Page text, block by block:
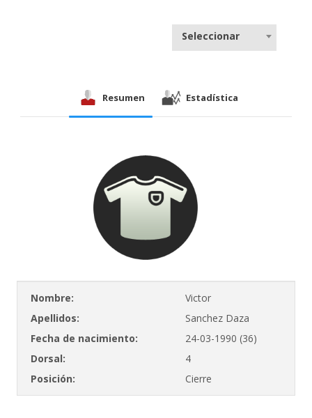
Seleccionar
Resumen Estadística
Nombre:
Victor
Apellidos:
Sanchez Daza
Fecha de nacimiento:
24-03-1990 (36)
Dorsal:
4
Posición:
Cierre